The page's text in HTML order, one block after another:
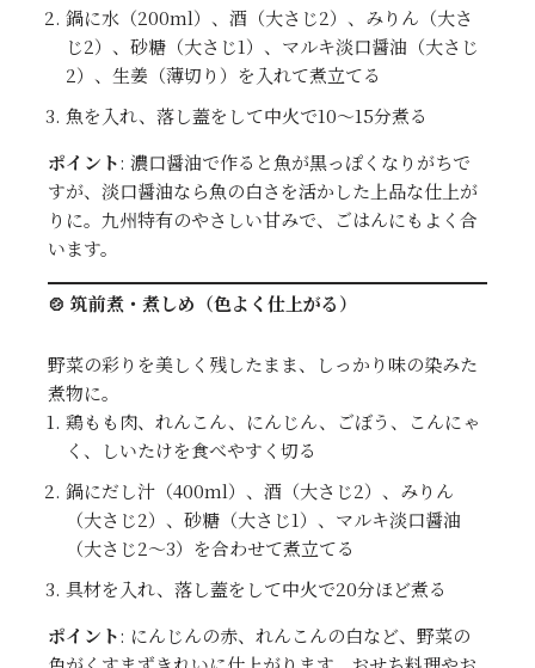
鍋に水（200ml）、酒（大さじ2）、みりん（大さ
じ2）、砂糖（大さじ1）、マルキ淡口醤油（大さじ
2）、生姜（薄切り）を入れて煮立てる
魚を入れ、落し蓋をして中火で10〜15分煮る
ポイント: 濃口醤油で作ると魚が黒っぽくなりがちで
すが、淡口醤油なら魚の白さを活かした上品な仕上が
りに。九州特有のやさしい甘みで、ごはんにもよく合
います。
🍲 筑前煮・煮しめ（色よく仕上がる）
野菜の彩りを美しく残したまま、しっかり味の染みた
煮物に。
鶏もも肉、れんこん、にんじん、ごぼう、こんにゃ
く、しいたけを食べやすく切る
鍋にだし汁（400ml）、酒（大さじ2）、みりん
（大さじ2）、砂糖（大さじ1）、マルキ淡口醤油
（大さじ2〜3）を合わせて煮立てる
具材を入れ、落し蓋をして中火で20分ほど煮る
ポイント: にんじんの赤、れんこんの白など、野菜の